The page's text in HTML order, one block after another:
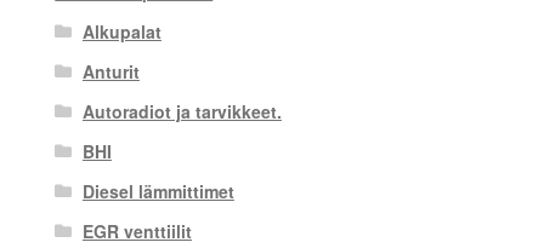
Alkupalat
Anturit
Autoradiot ja tarvikkeet.
BHI
Diesel lämmittimet
EGR venttiilit